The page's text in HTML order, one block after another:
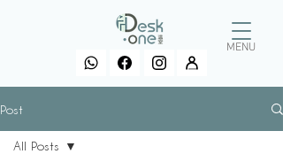
MENU
Post
All Posts